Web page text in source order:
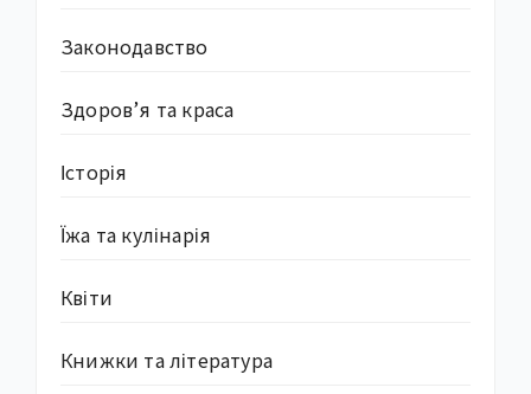
Законодавство
Здоров’я та краса
Історія
Їжа та кулінарія
Квіти
Книжки та література